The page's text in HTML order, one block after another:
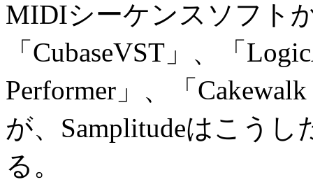
MIDIシーケンスソフト
「CubaseVST」、「
Performer」、「
が、Samplitudeはこう
る。